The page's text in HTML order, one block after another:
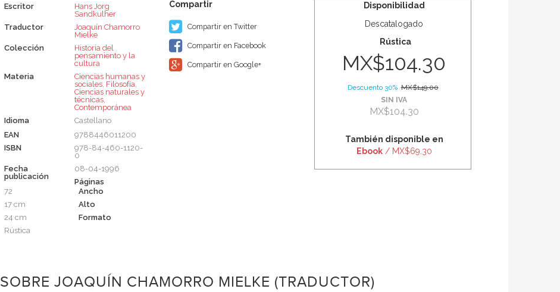
Escritor
Hans Jorg
Sandkulher
Traductor
Joaquín Chamorro
Mielke
Colección
Historia del
pensamiento y la
cultura
Materia
Ciencias humanas y
sociales, Filosofía,
Ciencias naturales y
técnicas,
Contemporánea
Idioma
Castellano
EAN
9788446011200
ISBN
978-84-460-1120-
0
Fecha
publicación
08-04-1996
Páginas
72
Ancho
17 cm
Alto
24 cm
Formato
Rústica
Compartir en Twitter
Compartir en Facebook
Compartir en Google+
Disponibilidad
Descatalogado
Rústica
MX$104.30
Descuento 30% MX$149.00
SIN IVA
MX$104.30
También disponible en
Ebook/ MX$69.30
SOBRE JOAQUÍN CHAMORRO MIELKE (TRADUCTOR)